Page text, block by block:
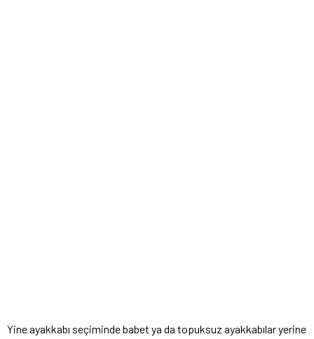
Yine ayakkabı seçiminde babet ya da topuksuz ayakkabılar yerine